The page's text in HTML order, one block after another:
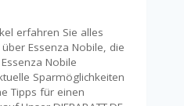
erfahren Sie alles
Essenza Nobile, die
Nobile
Sparmöglichkeiten
Tipps für einen